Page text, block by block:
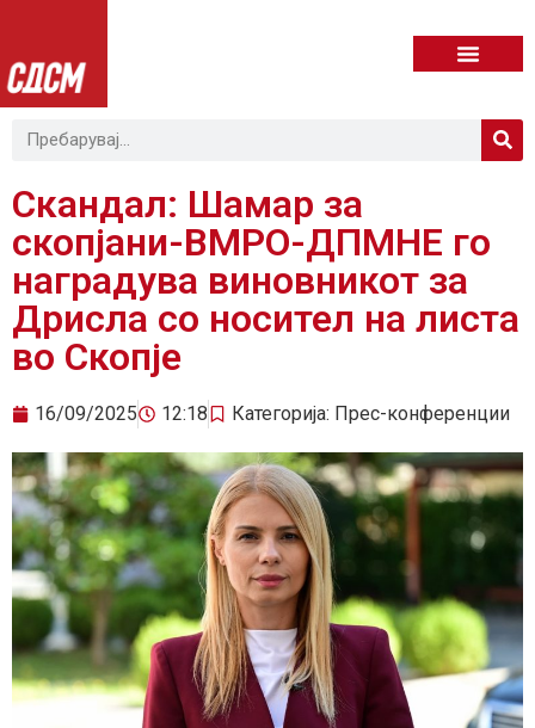
Скандал: Шамар за
скопјани-ВМРО-ДПМНЕ го
наградува виновникот за
Дрисла со носител на листа
во Скопје
16/09/2025 12:18 Категорија: Прес-конференции